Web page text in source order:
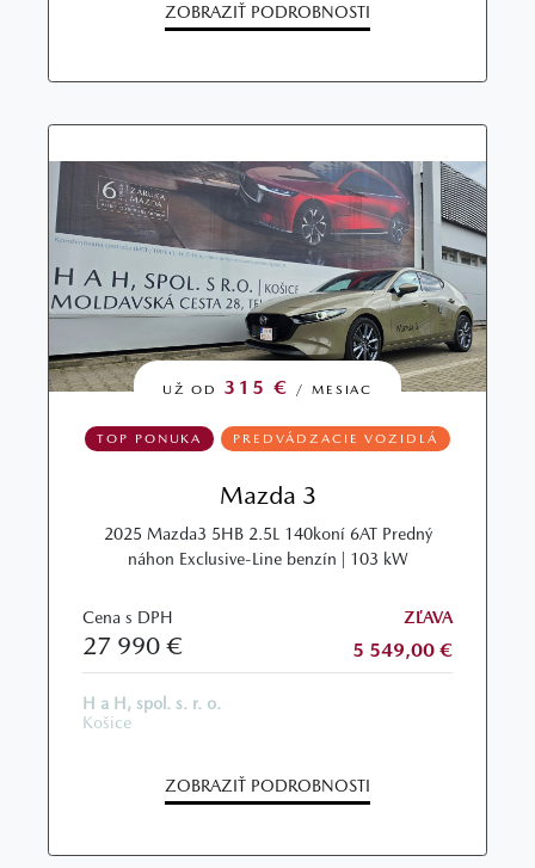
ZOBRAZIŤ PODROBNOSTI
UŽ OD 315 € / MESIAC
TOP PONUKA PREDVÁDZACIE VOZIDLÁ
Mazda 3
2025 Mazda3 5HB 2.5L 140koní 6AT Predný
náhon Exclusive-Line benzín | 103 kW
Cena s DPH
27 990 €
ZĽAVA
5 549,00 €
H a H, spol. s. r. o.
Košice
ZOBRAZIŤ PODROBNOSTI